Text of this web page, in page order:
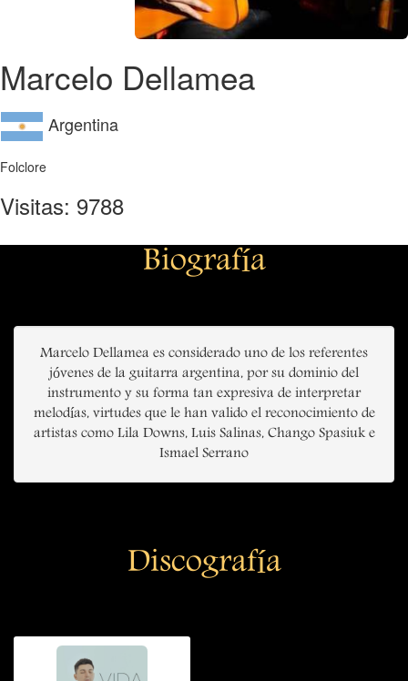
Marcelo Dellamea
Argentina
Folclore
Visitas: 9788
Biografía
Marcelo Dellamea es considerado uno de los referentes
jóvenes de la guitarra argentina, por su dominio del
instrumento y su forma tan expresiva de interpretar
melodías, virtudes que le han valido el reconocimiento de
artistas como Lila Downs, Luis Salinas, Chango Spasiuk e
Ismael Serrano
Discografía